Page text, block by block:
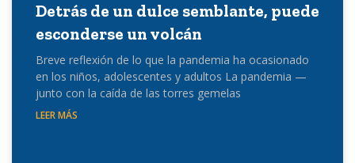
Detrás de un dulce semblante, puede
esconderse un volcán
Breve reflexión de lo que la pandemia ha ocasionado
en los niños, adolescentes y adultos La pandemia —
junto con la caída de las torres gemelas
LEER MÁS